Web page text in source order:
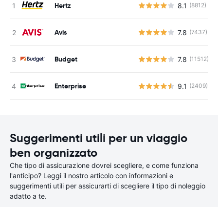
Hertz 8.1 (8812)
Avis 7.8 (7437)
Budget 7.8 (11512)
Enterprise 9.1 (2409)
Suggerimenti utili per un viaggio
ben organizzato
Che tipo di assicurazione dovrei scegliere, e come funziona
l'anticipo? Leggi il nostro articolo con informazioni e
suggerimenti utili per assicurarti di scegliere il tipo di noleggio
adatto a te.